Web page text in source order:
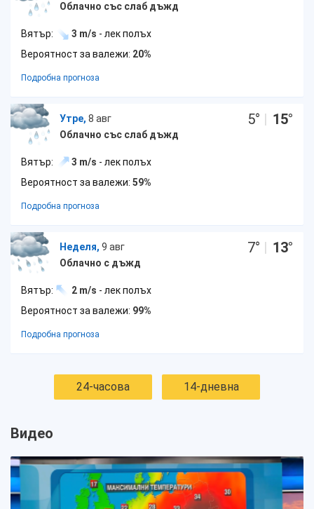
Облачно със слаб дъжд
Вятър: 3 m/s - лек полъх
Вероятност за валежи: 20%
Подробна прогноза
Утре, 8 авг
Облачно със слаб дъжд
5° | 15°
Вятър: 3 m/s - лек полъх
Вероятност за валежи: 59%
Подробна прогноза
Неделя, 9 авг
Облачно с дъжд
7° | 13°
Вятър: 2 m/s - лек полъх
Вероятност за валежи: 99%
Подробна прогноза
24-часова 14-дневна
Видео